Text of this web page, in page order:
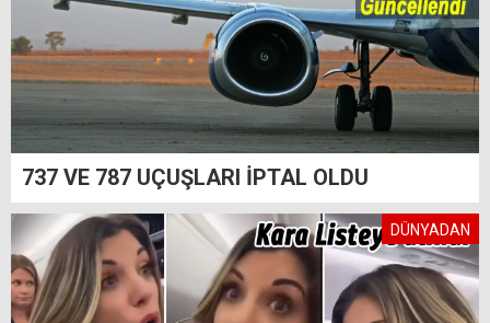
737 VE 787 UÇUŞLARI İPTAL OLDU
DÜNYADAN